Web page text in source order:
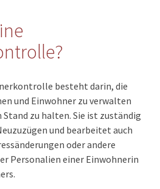
besteht darin, die
und Einwohner zu verwalten
zu halten. Sie ist zuständig
und bearbeitet auch
oder andere
Personalien einer Einwohnerin